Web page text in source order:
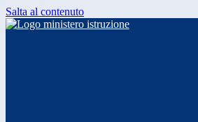
Salta al contenuto